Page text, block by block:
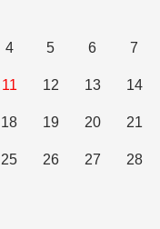
4 5 6 7
11 12 13 14
18 19 20 21
25 26 27 28